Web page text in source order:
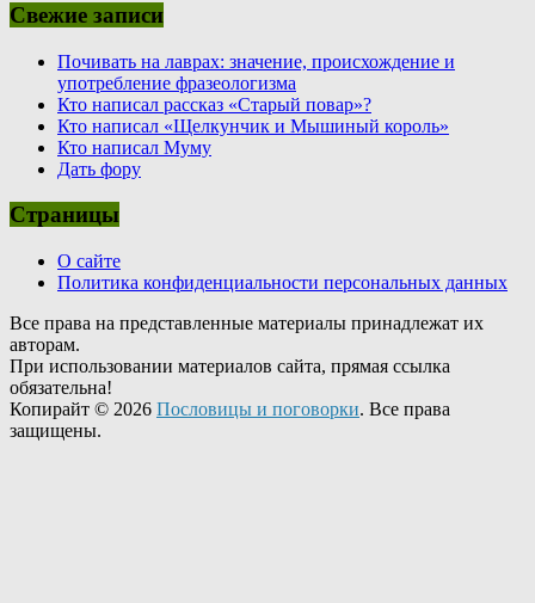
Свежие записи
Почивать на лаврах: значение, происхождение и
употребление фразеологизма
Кто написал рассказ «Старый повар»?
Кто написал «Щелкунчик и Мышиный король»
Кто написал Муму
Дать фору
Страницы
О сайте
Политика конфиденциальности персональных данных
Все права на представленные материалы принадлежат их
авторам.
При использовании материалов сайта, прямая ссылка
обязательна!
Копирайт © 2026 Пословицы и поговорки. Все права
защищены.